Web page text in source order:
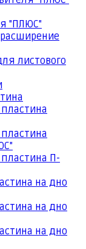
"ПЛЮС"
листового
П-
на дно
на дно
на дно